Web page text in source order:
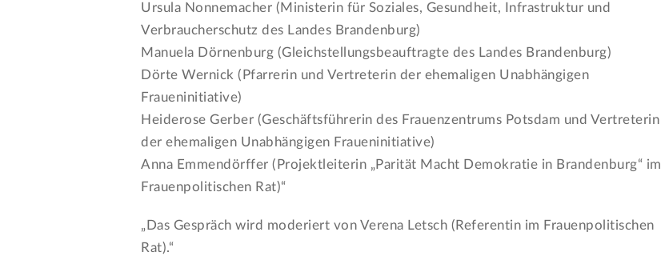
Ursula Nonnemacher (Ministerin für Soziales, Gesundheit, Infrastruktur und
Verbraucherschutz des Landes Brandenburg)
Manuela Dörnenburg (Gleichstellungsbeauftragte des Landes Brandenburg)
Dörte Wernick (Pfarrerin und Vertreterin der ehemaligen Unabhängigen
Fraueninitiative)
Heiderose Gerber (Geschäftsführerin des Frauenzentrums Potsdam und Vertreterin
der ehemaligen Unabhängigen Fraueninitiative)
Anna Emmendörffer (Projektleiterin „Parität Macht Demokratie in Brandenburg“ im
Frauenpolitischen Rat)“
„Das Gespräch wird moderiert von Verena Letsch (Referentin im Frauenpolitischen
Rat).“